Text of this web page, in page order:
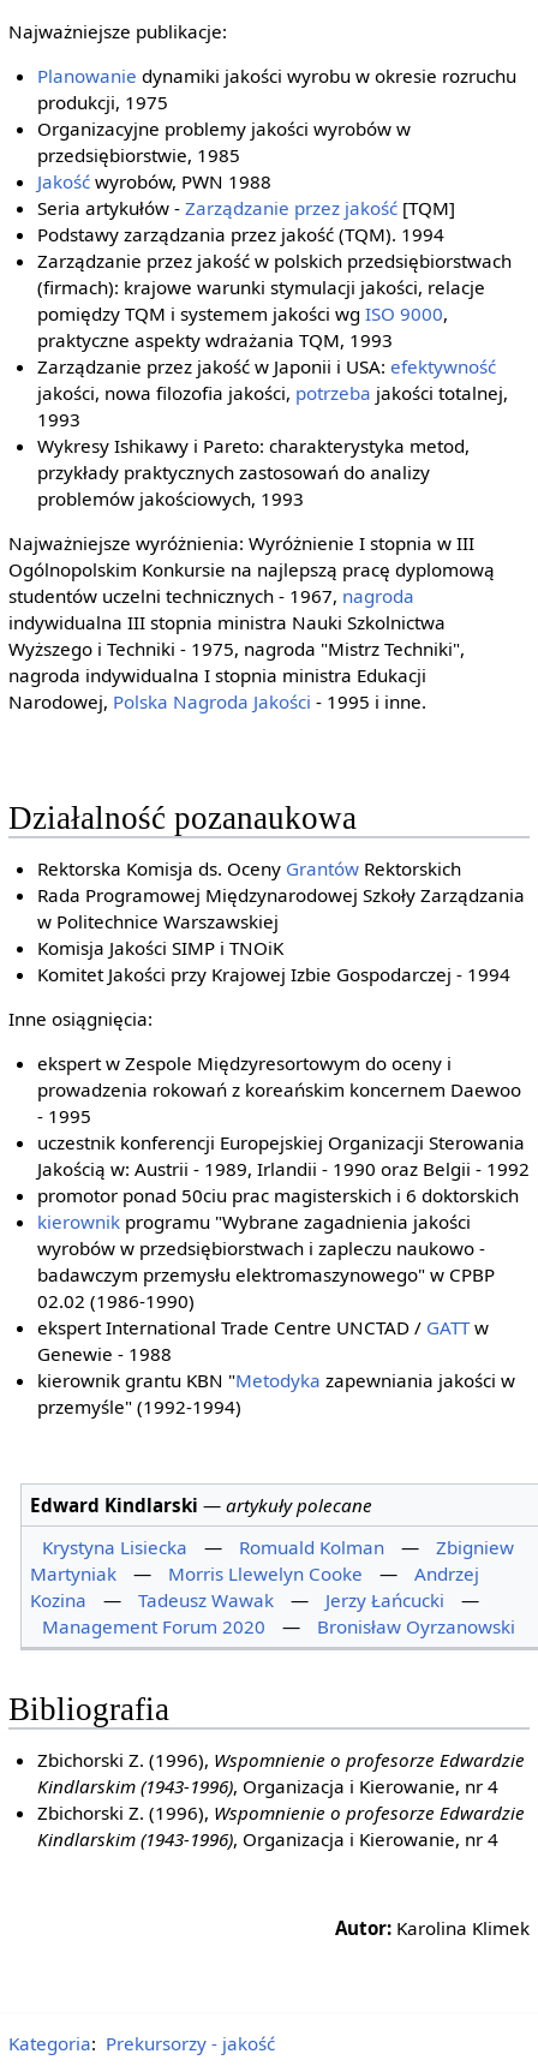
Najważniejsze publikacje:
Planowanie dynamiki jakości wyrobu w okresie rozruchu
produkcji, 1975
Organizacyjne problemy jakości wyrobów w
przedsiębiorstwie, 1985
Jakość wyrobów, PWN 1988
Seria artykułów -Zarządzanie przez jakość [TQM]
Podstawy zarządzania przez jakość (TQM). 1994
Zarządzanie przez jakość w polskich przedsiębiorstwach
(firmach): krajowe warunki stymulacji jakości, relacje
pomiędzy TQM i systemem jakości wgISO 9000,
praktyczne aspekty wdrażania TQM, 1993
Zarządzanie przez jakość w Japonii i USA:efektywność
jakości, nowa filozofia jakości, potrzeba jakości totalnej,
1993
Wykresy Ishikawy i Pareto: charakterystyka metod,
przykłady praktycznych zastosowań do analizy
problemów jakościowych, 1993
Najważniejsze wyróżnienia: Wyróżnienie I stopnia w III
Ogólnopolskim Konkursie na najlepszą pracę dyplomową
studentów uczelni technicznych - 1967, nagroda
indywidualna III stopnia ministra Nauki Szkolnictwa
Wyższego i Techniki - 1975, nagroda "Mistrz Techniki",
nagroda indywidualna I stopnia ministra Edukacji
Narodowej, Polska Nagroda Jakości - 1995 i inne.
Działalność pozanaukowa
Rektorska Komisja ds. Oceny Grantów Rektorskich
Rada Programowej Międzynarodowej Szkoły Zarządzania
w Politechnice Warszawskiej
Komisja Jakości SIMP i TNOiK
Komitet Jakości przy Krajowej Izbie Gospodarczej - 1994
Inne osiągnięcia:
ekspert w Zespole Międzyresortowym do oceny i
prowadzenia rokowań z koreańskim koncernem Daewoo
- 1995
uczestnik konferencji Europejskiej Organizacji Sterowania
Jakością w: Austrii - 1989, Irlandii - 1990 oraz Belgii - 1992
promotor ponad 50ciu prac magisterskich i 6 doktorskich
kierownik programu "Wybrane zagadnienia jakości
wyrobów w przedsiębiorstwach i zapleczu naukowo -
badawczym przemysłu elektromaszynowego" w CPBP
02.02 (1986-1990)
ekspert International Trade Centre UNCTAD / GATTw
Genewie - 1988
kierownik grantu KBN "Metodyka zapewniania jakości w
przemyśle" (1992-1994)
Edward Kindlarski —artykuły polecane
Krystyna Lisiecka
— Romuald Kolman —
Zbigniew
Martyniak
— Morris Llewelyn Cooke —
Andrzej
Kozina
— Tadeusz Wawak — Jerzy Łańcucki
—
Management Forum 2020
— Bronisław Oyrzanowski
Bibliografia
Zbichorski Z. (1996), Wspomnienie o profesorze Edwardzie
Kindlarskim (1943-1996), Organizacja i Kierowanie, nr 4
Zbichorski Z. (1996), Wspomnienie o profesorze Edwardzie
Kindlarskim (1943-1996), Organizacja i Kierowanie, nr 4
Autor: Karolina Klimek
Kategoria: Prekursorzy - jakość